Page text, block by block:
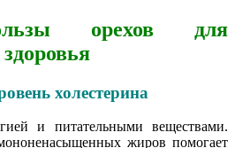
орехов для
холестерина
и питательными веществами.
жиров помогает